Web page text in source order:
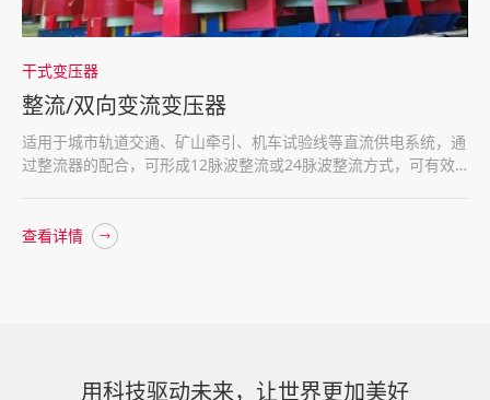
干式变压器
整流/双向变流变压器
适用于城市轨道交通、矿山牵引、机车试验线等直流供电系统，通
过整流器的配合，可形成12脉波整流或24脉波整流方式，可有效
查看详情
用科技驱动未来，让世界更加美好